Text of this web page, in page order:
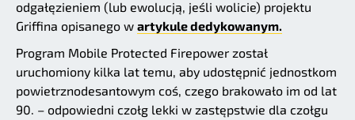
odgałęzieniem (lub ewolucją, jeśli wolicie) projektu
Griffina opisanego w artykule dedykowanym.
Program Mobile Protected Firepower został
uruchomiony kilka lat temu, aby udostępnić jednostkom
powietrznodesantowym coś, czego brakowało im od lat
90. – odpowiedni czołg lekki w zastępstwie dla czołgu